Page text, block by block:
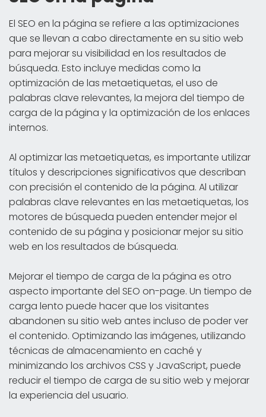
El SEO en la página se refiere a las optimizaciones
que se llevan a cabo directamente en su sitio web
para mejorar su visibilidad en los resultados de
búsqueda. Esto incluye medidas como la
optimización de las metaetiquetas, el uso de
palabras clave relevantes, la mejora del tiempo de
carga de la página y la optimización de los enlaces
internos.
Al optimizar las metaetiquetas, es importante utilizar
títulos y descripciones significativos que describan
con precisión el contenido de la página. Al utilizar
palabras clave relevantes en las metaetiquetas, los
motores de búsqueda pueden entender mejor el
contenido de su página y posicionar mejor su sitio
web en los resultados de búsqueda.
Mejorar el tiempo de carga de la página es otro
aspecto importante del SEO on-page. Un tiempo de
carga lento puede hacer que los visitantes
abandonen su sitio web antes incluso de poder ver
el contenido. Optimizando las imágenes, utilizando
técnicas de almacenamiento en caché y
minimizando los archivos CSS y JavaScript, puede
reducir el tiempo de carga de su sitio web y mejorar
la experiencia del usuario.